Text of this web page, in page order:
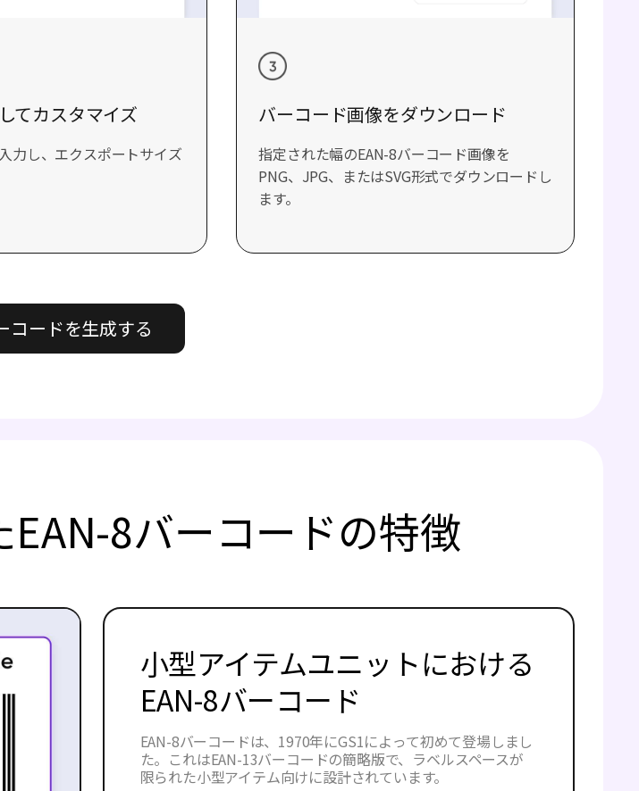
てカスタマイズ
力し、エクスポートサイズ
バーコード画像をダウンロード
指定された幅のEAN-8バーコード画像を
PNG、JPG、またはSVG形式でダウンロードし
ます。
コードを生成する
8バーコードの特徴
小型アイテムユニットにおける
EAN-8バーコード
EAN-8バーコードは、1970年にGS1によって初めて登場しまし
た。これはEAN-13バーコードの簡略版で、ラベルスペースが
限られた小型アイテム向けに設計されています。